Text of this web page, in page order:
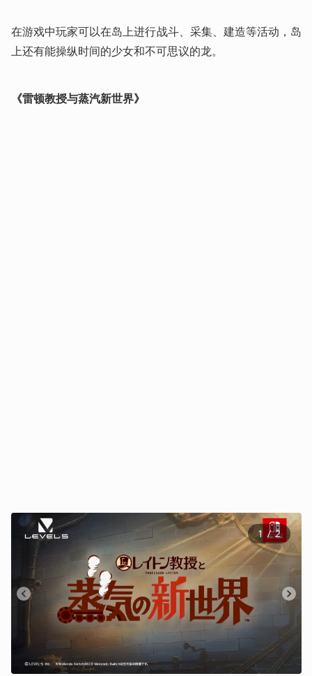
在游戏中玩家可以在岛上进行战斗、采集、建造等活动，岛
上还有能操纵时间的少女和不可思议的龙。
《雷顿教授与蒸汽新世界》
1 / 2